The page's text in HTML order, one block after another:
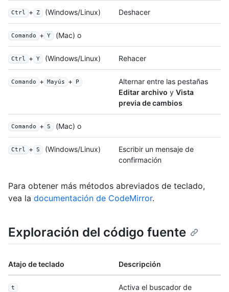
Ctrl + Z (Windows/Linux) Deshacer
Comando + Y (Mac) o
Ctrl + Y (Windows/Linux) Rehacer
Comando + Mayús + P
Alternar entre las pestañas
Editar archivo y Vista
previa de cambios
Comando + S (Mac) o
Ctrl + S (Windows/Linux)
Escribir un mensaje de
confirmación
Para obtener más métodos abreviados de teclado,
vea la documentación de CodeMirror.
Exploración del código fuente
Atajo de teclado Descripción
t
Activa el buscador de